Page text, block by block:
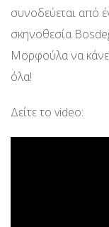
συνοδεύεται από
σκηνοθεσία
Μορφούλα να
όλα!
Δείτε τo video: